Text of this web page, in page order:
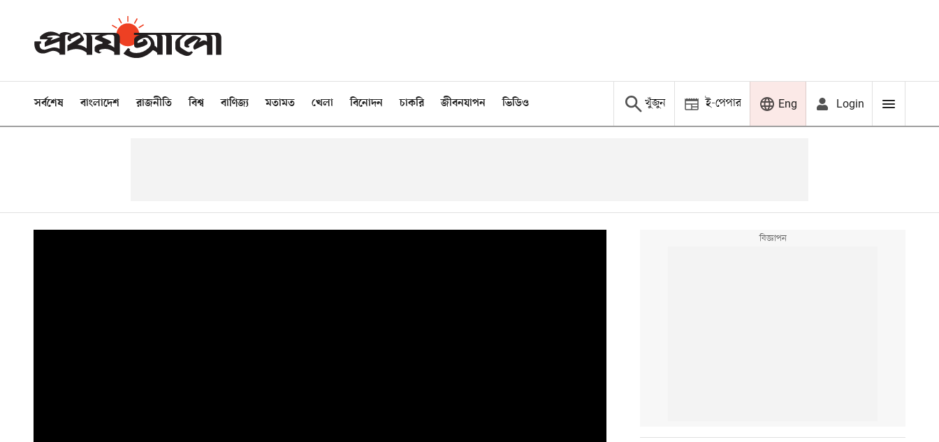
সর্বশেষ বাংলাদেশ রাজনীতি বিশ্ব বাণিজ্য মতামত খেলা বিনোদন চাকরি জীবনযাপন ভিডিও খুঁজুন ই-পেপার Eng Login